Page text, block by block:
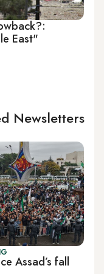
East"
Newsletters
Assad’s fall